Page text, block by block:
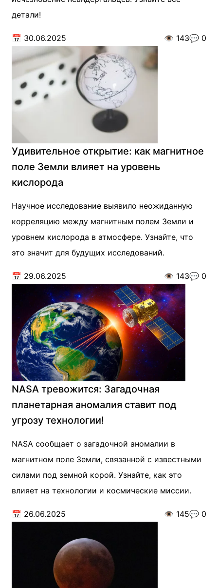
детали!
📅 30.06.2025 👁️ 143💬 0
Удивительное открытие: как магнитное
поле Земли влияет на уровень
кислорода
Научное исследование выявило неожиданную
корреляцию между магнитным полем Земли и
уровнем кислорода в атмосфере. Узнайте, что
это значит для будущих исследований.
📅 29.06.2025 👁️ 143💬 0
NASA тревожится: Загадочная
планетарная аномалия ставит под
угрозу технологии!
NASA сообщает о загадочной аномалии в
магнитном поле Земли, связанной с известными
силами под земной корой. Узнайте, как это
влияет на технологии и космические миссии.
📅 26.06.2025 👁️ 145💬 0